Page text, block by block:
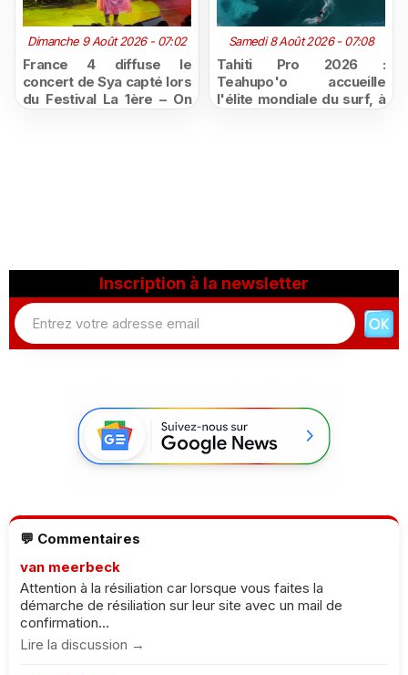
Dimanche 9 Août 2026 - 07:02
France 4 diffuse le
concert de Sya capté lors
du Festival La 1ère – On
Samedi 8 Août 2026 - 07:08
Tahiti Pro 2026 :
Teahupo'o accueille
l'élite mondiale du surf, à
Inscription à la newsletter
💬 Commentaires
van meerbeck
Attention à la résiliation car lorsque vous faites la
démarche de résiliation sur leur site avec un mail de
confirmation...
Lire la discussion →